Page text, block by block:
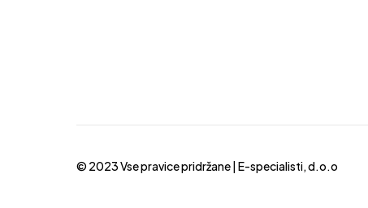
© 2023 Vse pravice pridržane |E-specialisti, d.o.o